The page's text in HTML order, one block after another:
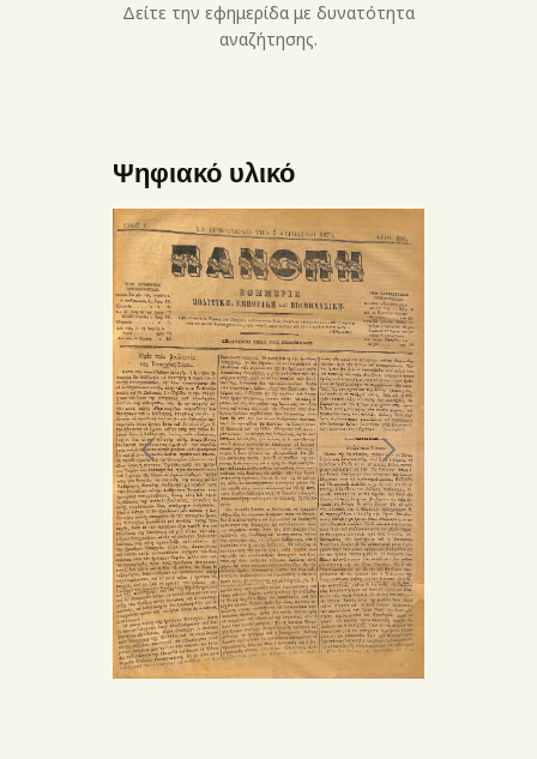
Δείτε την εφημερίδα με δυνατότητα
αναζήτησης.
Ψηφιακό υλικό